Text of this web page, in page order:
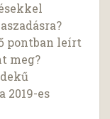
pontban leírt
meg?
2019-es